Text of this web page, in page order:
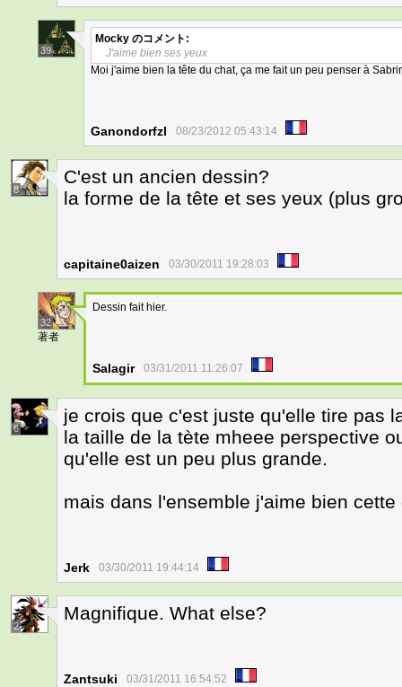
39
Mocky のコメント:
J'aime bien ses yeux
Moi j'aime bien la tête du chat, ça me fait un peu penser à
Ganondorfzl 08/23/2012 05:43:14
8
C'est un ancien dessin?
la forme de la tête et ses yeux (plus
capitaine0aizen 03/30/2011 19:28:03
32
著者
Dessin fait hier.
Salagir 03/31/2011 11:26:07
6
je crois que c'est juste qu'elle tire pas
la taille de la tète mheee perspective
qu'elle est un peu plus grande.
mais dans l'ensemble j'aime bien
Jerk 03/30/2011 19:44:14
2
Magnifique. What else?
Zantsuki 03/31/2011 16:54:52